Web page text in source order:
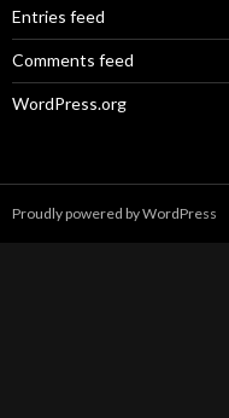
Entries feed
Comments feed
WordPress.org
Proudly powered by WordPress